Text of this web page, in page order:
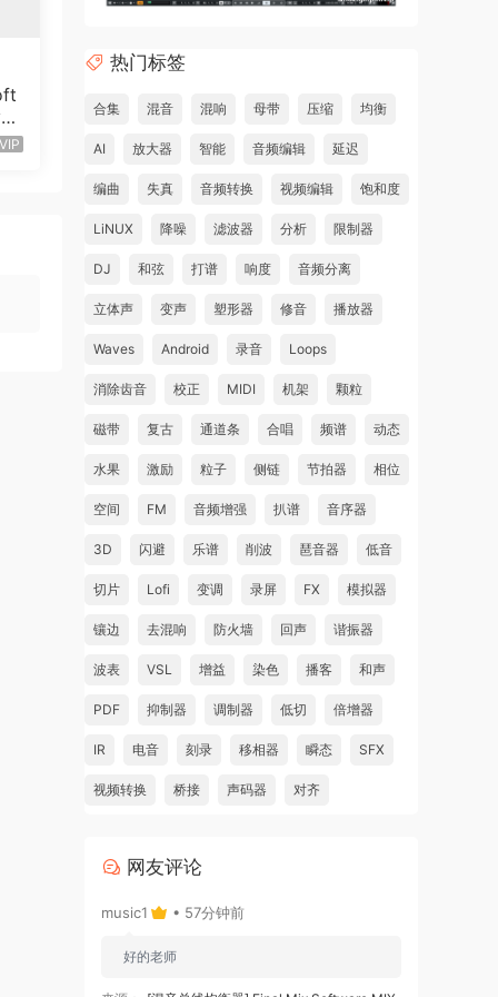
热门标签
合集 混音 混响 母带 压缩 均衡
AI 放大器 智能 音频编辑 延迟
编曲 失真 音频转换 视频编辑 饱和度
LiNUX 降噪 滤波器 分析 限制器
DJ 和弦 打谱 响度 音频分离
立体声 变声 塑形器 修音 播放器
Waves Android 录音 Loops
消除齿音 校正 MIDI 机架 颗粒
磁带 复古 通道条 合唱 频谱 动态
水果 激励 粒子 侧链 节拍器 相位
空间 FM 音频增强 扒谱 音序器
3D 闪避 乐谱 削波 琶音器 低音
切片 Lofi 变调 录屏 FX 模拟器
镶边 去混响 防火墙 回声 谐振器
波表 VSL 增益 染色 播客 和声
PDF 抑制器 调制器 低切 倍增器
IR 电音 刻录 移相器 瞬态 SFX
视频转换 桥接 声码器 对齐
网友评论
music1 • 57分钟前
好的老师